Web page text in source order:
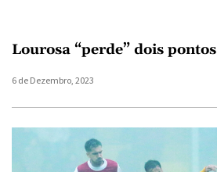
Lourosa “perde” dois pontos
6 de Dezembro, 2023